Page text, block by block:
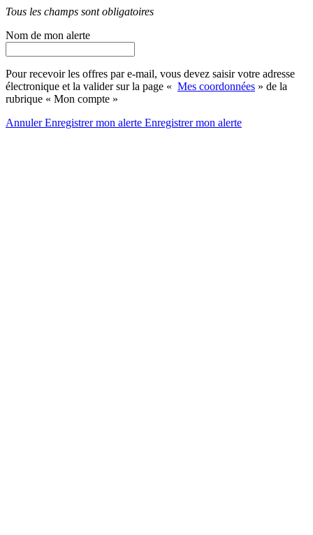
Tous les champs sont obligatoires
Nom de mon alerte
Pour recevoir les offres par e-mail, vous devez saisir votre adresse
électronique et la valider sur la page « Mes coordonnées » de la
rubrique « Mon compte »
AnnulerEnregistrer mon alerte Enregistrermon alerte